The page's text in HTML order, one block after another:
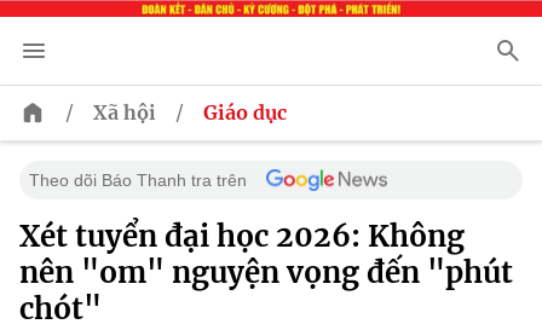
/ Xã hội / Giáo dục
Theo dõi Báo Thanh tra trên
Xét tuyển đại học 2026: Không
nên "om" nguyện vọng đến "phút
chót"